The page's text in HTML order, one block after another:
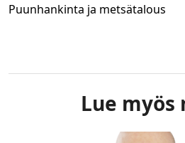
Puunhankinta ja metsätalous
Lue myös